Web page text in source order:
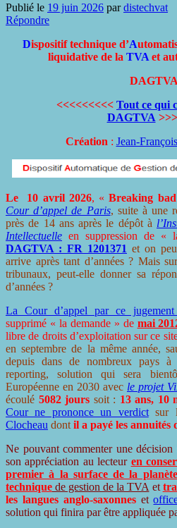
Publié le 19 juin 2026 pardistechvat
Répondre
Dispositif technique d’A
liquidative de la TVA et
<<<<<<<<< Tout ce qui
DAGTVA
Création : Jean-
Le 10 avril 2026, «Breaking
Cour d’appel de Paris, suite à une
près de 14 ans après le dépôt à
Intellectuelle en suppression de «
DAGTVA : FR 1201371 et on
arrive après tant d’années ? Mais
tribunaux, peut-elle donner sa
d’années ?
La Cour d’appel par ce
supprimé « la demande » de mai
libre de droits d’exploitation sur ce
en septembre de la même année,
depuis dans de nombreux pays
reporting, solution qui sera
Européenne en 2030 avec le projet
écoulé 5082 jours soit : 13 ans, 10
Cour ne prononce un verdict sur
Clocheau dont il a payé les
Ne pouvant commenter une
son appréciation au lecteur en
premier à la surface de la planète
technique de gestion de la TVA et
les langues anglo-saxonneset
solution qui finira par être appliquée